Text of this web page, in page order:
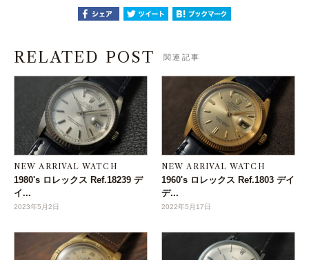
RELATED POST 関連記事
NEW ARRIVAL WATCH
1980's ロレックス Ref.18239 デ
イ...
2023年5月2日
NEW ARRIVAL WATCH
1960's ロレックス Ref.1803 デイ
デ...
2022年5月17日